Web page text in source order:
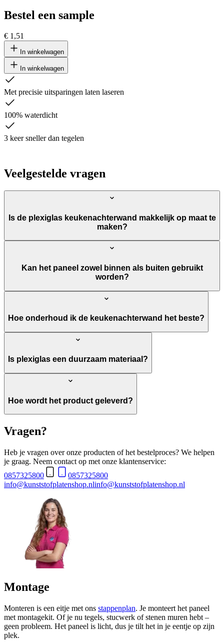
Bestel een sample
€ 1,51
In winkelwagen
In winkelwagen
Met precisie uitsparingen laten laseren
100% waterdicht
3 keer sneller dan tegelen
Veelgestelde vragen
Is de plexiglas keukenachterwand makkelijk op maat te
maken?
Kan het paneel zowel binnen als buiten gebruikt
worden?
Hoe onderhoud ik de keukenachterwand het beste?
Is plexiglas een duurzaam materiaal?
Hoe wordt het product geleverd?
Vragen?
Heb je vragen over onze producten of het bestelproces? We helpen
je graag. Neem contact op met onze klantenservice:
0857325800
0857325800
info@kunststofplatenshop.nlinfo@kunststofplatenshop.nl
Montage
Monteren is een eitje met ons stappenplan. Je monteert het paneel
met montagekit. Of je nu tegels, stucwerk of stenen muren hebt –
geen probleem. Het paneel is licht, dus je tilt het in je eentje op zijn
plek.